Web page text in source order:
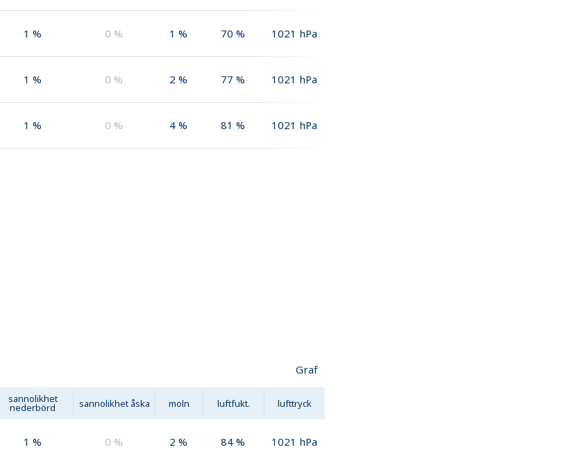
1 % 0 % 1 % 70 % 1021 hPa
1 % 0 % 2 % 77 % 1021 hPa
1 % 0 % 4 % 81 % 1021 hPa
Graf
sannolikhet
nederbörd sannolikhet åska moln luftfukt. lufttryck
1 % 0 % 2 % 84 % 1021 hPa